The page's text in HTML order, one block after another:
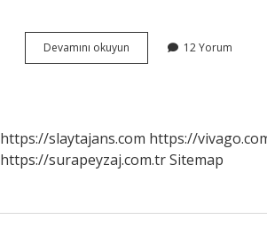
Devamını okuyun
Aşamaları
12 Yorum
https://slaytajans.com https://
https://surapeyzaj.com.trSitemap